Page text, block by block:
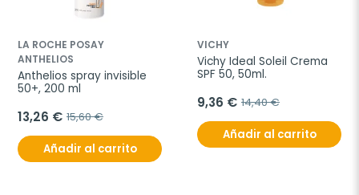
LA ROCHE POSAY
ANTHELIOS
Anthelios spray invisible
50+, 200 ml
13,26 € 15,60 €
Añadir al carrito
VICHY
Vichy Ideal Soleil Crema
SPF 50, 50ml.
9,36 € 14,40 €
Añadir al carrito